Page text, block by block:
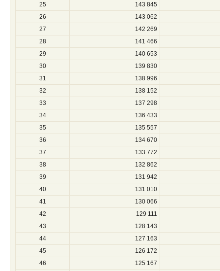
25
143 845
26
143 062
27
142 269
28
141 466
29
140 653
30
139 830
31
138 996
32
138 152
33
137 298
34
136 433
35
135 557
36
134 670
37
133 772
38
132 862
39
131 942
40
131 010
41
130 066
42
129 111
43
128 143
44
127 163
45
126 172
46
125 167